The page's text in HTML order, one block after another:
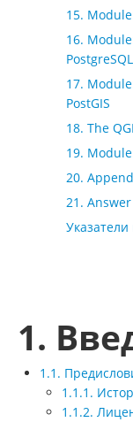
15.
16.
PostgreSQL
17.
PostGIS
18. The
19.
20.
21.
1.
1.1.
1.1.1.
1.1.2.